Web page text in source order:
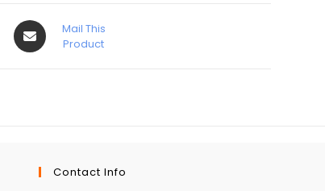
Mail This
Product
Contact Info